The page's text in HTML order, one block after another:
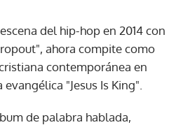
del hip-hop en 2014 con
ahora compite como
contemporánea en
"Jesus Is King".
de palabra hablada,